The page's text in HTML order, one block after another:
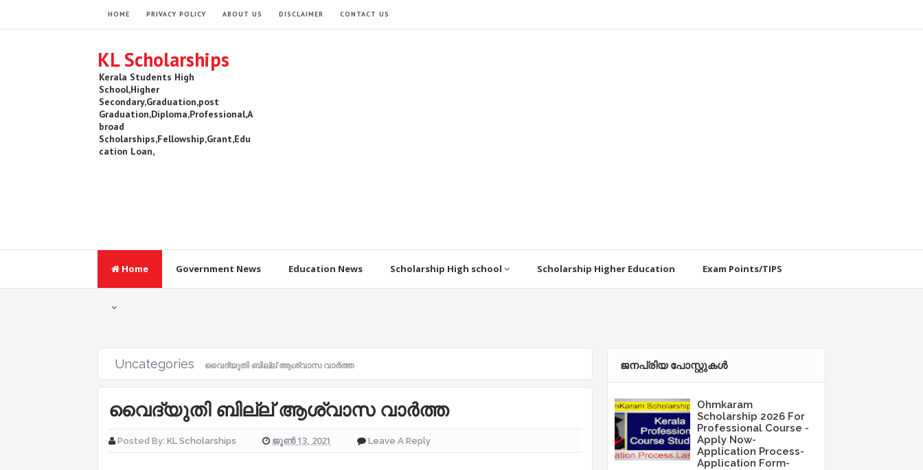
HOME PRIVACY POLICY ABOUT US DISCLAIMER CONTACT US
KL Scholarships
Kerala Students High
School,Higher
Secondary,Graduation,post
Graduation,Diploma,Professional,A
broad
Scholarships,Fellowship,Grant,Edu
cation Loan,
Home Government News Education News Scholarship High school Scholarship Higher Education Exam Points/TIPS
Uncategories വൈദ്യുതി ബില്ല് ആശ്വാസ വാർത്ത
വൈദ്യുതി ബില്ല് ആശ്വാസ വാർത്ത
Posted By: KL Scholarships ജൂൺ 13, 2021 Leave A Reply
ജനപ്രിയ പോസ്റ്റുകള്‍‌
Ohmkaram
Scholarship 2026 For
Professional Course -
Apply Now-
Application Process-
Application Form-